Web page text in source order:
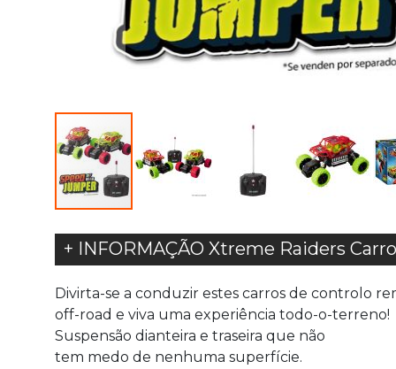
+ INFORMAÇÃO Xtreme Raiders
Divirta-se a conduzir estes carros de controlo
off-road e viva uma experiência todo-o-terreno!
Suspensão dianteira e traseira que não
tem medo de nenhuma superfície.